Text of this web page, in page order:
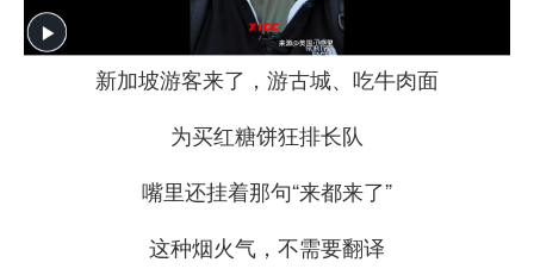
新加坡游客来了，游古城、吃牛肉面
为买红糖饼狂排长队
嘴里还挂着那句“来都来了”
这种烟火气，不需要翻译